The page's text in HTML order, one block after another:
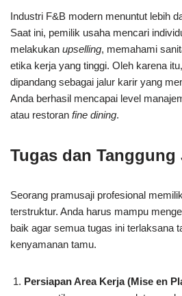
Industri F&B modern menuntut lebih
Saat ini, pemilik usaha mencari
melakukan upselling, memahami
etika kerja yang tinggi. Oleh karena
dipandang sebagai jalur karir yang
Anda berhasil mencapai level
atau restoran fine dining.
Tugas dan Tanggung
Seorang pramusaji profesional
terstruktur. Anda harus mampu
baik agar semua tugas ini terlaksana
kenyamanan tamu.
Persiapan Area Kerja (Mise en